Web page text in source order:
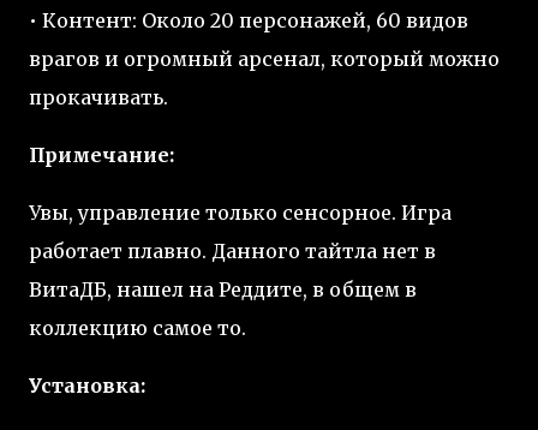
• Контент: Около 20 персонажей, 60 видов
врагов и огромный арсенал, который можно
прокачивать.
Примечание:
Увы, управление только сенсорное. Игра
работает плавно. Данного тайтла нет в
ВитаДБ, нашел на Реддите, в общем в
коллекцию самое то.
Установка: